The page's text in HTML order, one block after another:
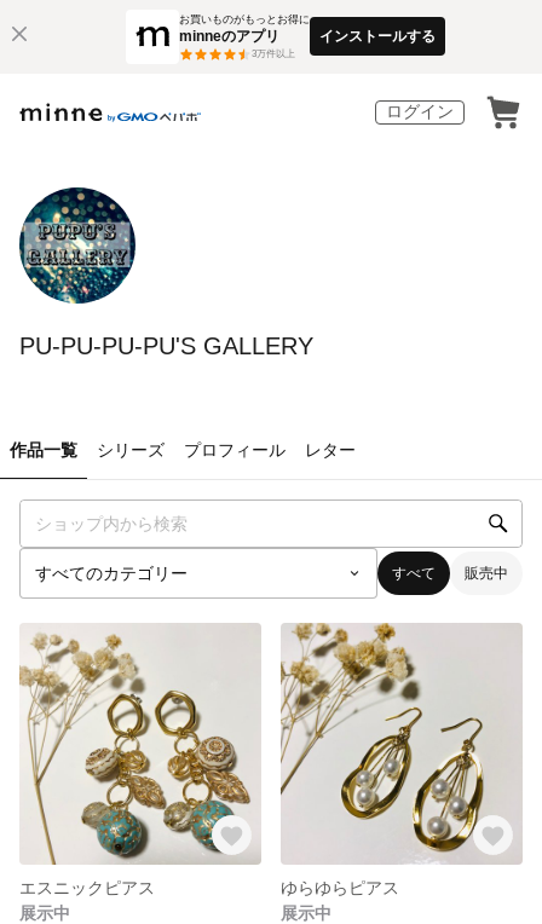
お買いものがもっとお得に
minneのアプリ
3万件以上
インストールする
ログイン
PU-PU-PU-PU'S GALLERY
作品一覧 シリーズ プロフィール レター
すべて 販売中
エスニックピアス
展示中
ゆらゆらピアス
展示中